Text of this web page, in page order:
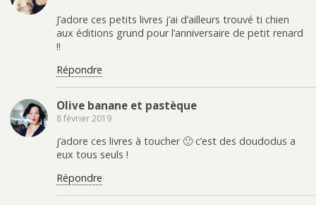
J’adore ces petits livres j’ai d’ailleurs trouvé ti chien
aux éditions grund pour l’anniversaire de petit renard
!!
Répondre
Olive banane et pastèque
8 février 2019
j’adore ces livres à toucher 🙂 c’est des doudodus a
eux tous seuls !
Répondre